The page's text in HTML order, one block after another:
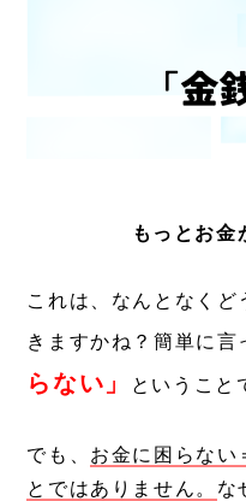
もっとお金
これは、なんとなくど
きますかね？簡単に言
らない」
ということ
でも、 お金に困らない
とではありません。 な